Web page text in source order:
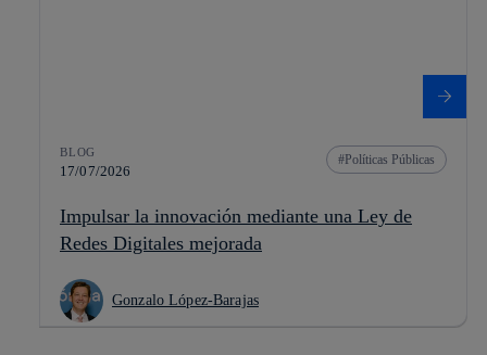
BLOG
17/07/2026
Políticas Públicas
Impulsar la innovación mediante una Ley de
Redes Digitales mejorada
Gonzalo López-Barajas